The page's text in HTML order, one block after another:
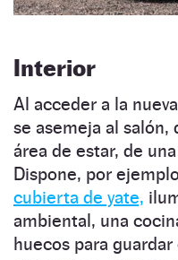
Interior
Al acceder a la nueva
se asemeja al salón,
área de estar, de
Dispone, por
cubierta de yate,
ambiental, una
huecos para